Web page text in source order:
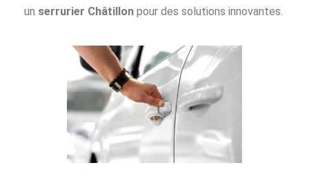
un serrurier Châtillon pour des solutions innovantes.